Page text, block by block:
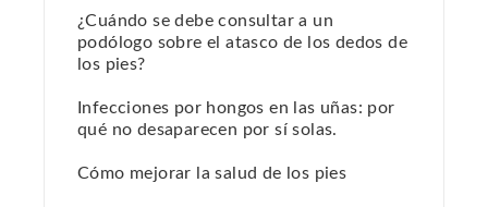
¿Cuándo se debe consultar a un
podólogo sobre el atasco de los dedos de
los pies?
Infecciones por hongos en las uñas: por
qué no desaparecen por sí solas.
Cómo mejorar la salud de los pies